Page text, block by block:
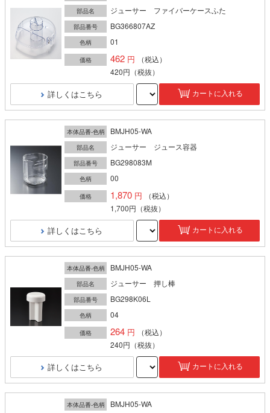
部品名 ジューサー ファイバーケースふた
部品番号 BG366807AZ
色柄 01
価格 462
（税込）
420円 （税抜）
詳しくはこちら カートに入れる
本体品番-色柄 BMJH05-WA
部品名 ジューサー ジュース容器
部品番号 BG298083M
色柄 00
価格 1,870
（税込）
1,700円 （税抜）
詳しくはこちら カートに入れる
本体品番-色柄 BMJH05-WA
部品名 ジューサー 押し棒
部品番号 BG298K06L
色柄 04
価格 264
（税込）
240円 （税抜）
詳しくはこちら カートに入れる
本体品番-色柄 BMJH05-WA